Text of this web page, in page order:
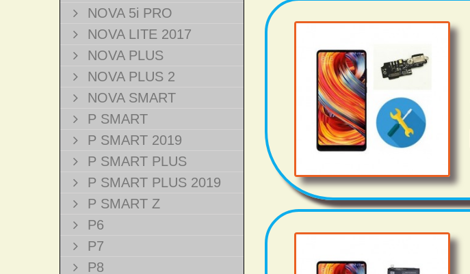
NOVA 5i PRO
NOVA LITE 2017
NOVA PLUS
NOVA PLUS 2
NOVA SMART
P SMART
P SMART 2019
P SMART PLUS
P SMART PLUS 2019
P SMART Z
P6
P7
P8